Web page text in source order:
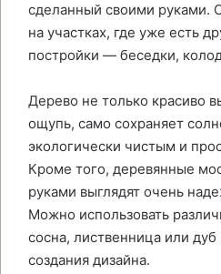
сделанный своими руками.
на участках, где уже есть
постройки — беседки,
Дерево не только красиво
ощупь, само сохраняет
экологически чистым и
Кроме того, деревянные
руками выглядят очень
Можно использовать
сосна, лиственница или
создания дизайна.